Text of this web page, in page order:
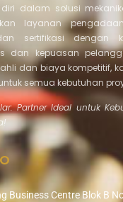
dalam solusi
layanan
sertifikasi dengan
dan kepuasan
dan biaya kompetitif,
semua kebutuhan
Partner Ideal untuk
Business Centre Blok B